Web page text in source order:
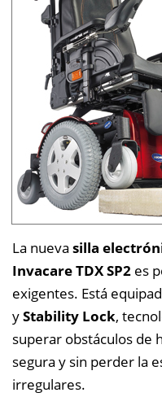
La nueva silla
Invacare TDX SP2 es
exigentes. Está
yStability Lock,
superar obstáculos de
segura y sin perder la
irregulares.